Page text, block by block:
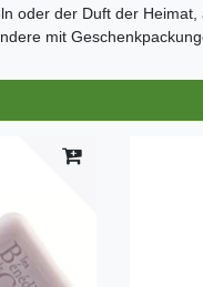
oder der Duft der
mit